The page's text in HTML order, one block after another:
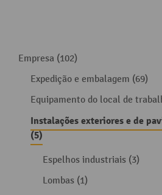
Empresa (102)
Expedição e embalagem (69)
Equipamento do local de
Instalações exteriores e de
(5)
Espelhos industriais (3)
Lombas (1)